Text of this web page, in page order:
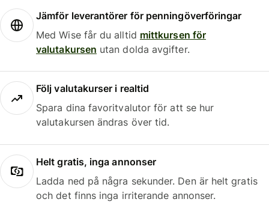
Jämför leverantörer för penningöverföringar
Med Wise får du alltid mittkursen för
valutakursen utan dolda avgifter.
Följ valutakurser i realtid
Spara dina favoritvalutor för att se hur
valutakursen ändras över tid.
Helt gratis, inga annonser
Ladda ned på några sekunder. Den är helt gratis
och det finns inga irriterande annonser.